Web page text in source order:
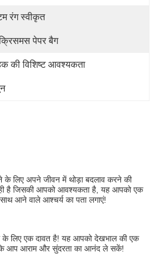
रंग स्वीकृत
पेपर बैग
की विशिष्ट आवश्यकता
लिए अपने जीवन में थोड़ा बदलाव करने की
है जिसकी आपको आवश्यकता है, यह आपको एक
आने वाले आश्चर्य का पता लगाएं!
के लिए एक दावत है! यह आपको देखभाल की एक
आप आराम और सुंदरता का आनंद ले सकें!